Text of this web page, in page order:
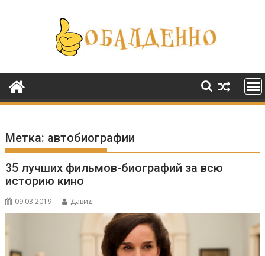
содержимому
Метка: автобиографии
35 лучших фильмов-биографий за всю
историю кино
09.03.2019 Давид